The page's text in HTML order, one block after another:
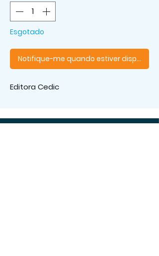
Esgotado
Notifique-me quando estiver disponível
Editora Cedic